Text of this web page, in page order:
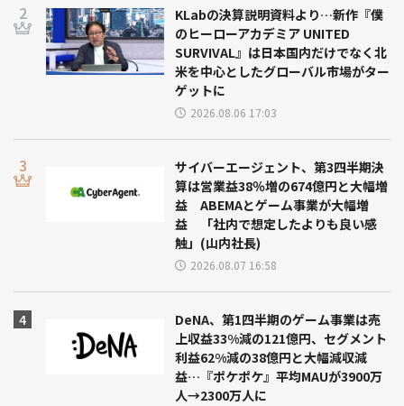
KLabの決算説明資料より…新作『僕
のヒーローアカデミア UNITED
SURVIVAL』は日本国内だけでなく北
米を中心としたグローバル市場がター
ゲットに
2026.08.06 17:03
サイバーエージェント、第3四半期決
算は営業益38％増の674億円と大幅増
益 ABEMAとゲーム事業が大幅増
益 「社内で想定したよりも良い感
触」(山内社長)
2026.08.07 16:58
DeNA、第1四半期のゲーム事業は売
上収益33%減の121億円、セグメント
利益62%減の38億円と大幅減収減
益…『ポケポケ』平均MAUが3900万
人→2300万人に